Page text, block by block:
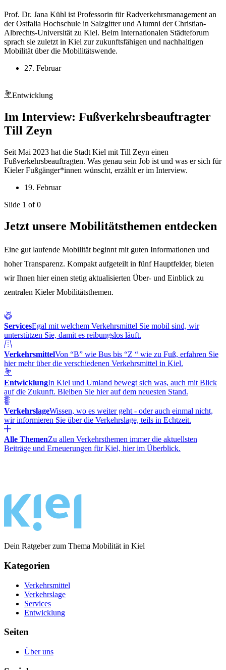
Prof. Dr. Jana Kühl ist Professorin für Radverkehrsmanagement an
der Ostfalia Hochschule in Salzgitter und Alumni der Christian-
Albrechts-Universität zu Kiel. Beim Internationalen Städteforum
sprach sie zuletzt in Kiel zur zukunftsfähigen und nachhaltigen
Mobilität über die Mobilitätswende.
27. Februar
Entwicklung
Im Interview: Fußverkehrsbeauftragter
Till Zeyn
Seit Mai 2023 hat die Stadt Kiel mit Till Zeyn einen
Fußverkehrsbeauftragten. Was genau sein Job ist und was er sich für
Kieler Fußgänger*innen wünscht, erzählt er im Interview.
19. Februar
Slide 1 of 0
Jetzt unsere Mobilitätsthemen entdecken
Eine gut laufende Mobilität beginnt mit guten Informationen und
hoher Transparenz. Kompakt aufgeteilt in fünf Hauptfelder, bieten
wir Ihnen hier einen stetig aktualisierten Über- und Einblick zu
zentralen Kieler Mobilitätsthemen.
ServicesEgal mit welchem Verkehrsmittel Sie mobil sind, wir
unterstützen Sie, damit es reibungslos läuft.
VerkehrsmittelVon “B” wie Bus bis “Z “ wie zu Fuß, erfahren Sie
hier mehr über die verschiedenen Verkehrsmittel in Kiel.
EntwicklungIn Kiel und Umland bewegt sich was, auch mit Blick
auf die Zukunft. Bleiben Sie hier auf dem neuesten Stand.
VerkehrslageWissen, wo es weiter geht - oder auch einmal nicht,
wir informieren Sie über die Verkehrslage, teils in Echtzeit.
Alle ThemenZu allen Verkehrsthemen immer die aktuellsten
Beiträge und Erneuerungen für Kiel, hier im Überblick.
Dein Ratgeber zum Thema Mobilität in Kiel
Kategorien
Verkehrsmittel
Verkehrslage
Services
Entwicklung
Seiten
Über uns